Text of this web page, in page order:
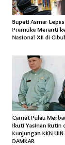
Bupati Asmar
Pramuka Meranti
Nasional XII di
Camat Pulau
Ikuti Yasinan Rutin
Kunjungan KKN
DAMKAR